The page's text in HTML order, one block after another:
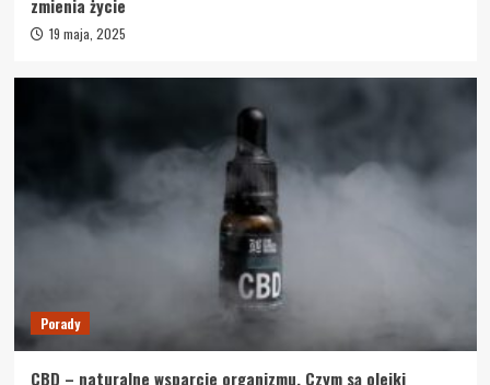
zmienia życie
19 maja, 2025
Porady
CBD – naturalne wsparcie organizmu. Czym są olejki